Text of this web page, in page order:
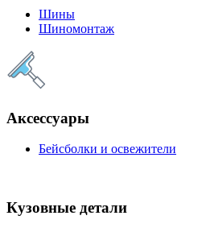
Шины
Шиномонтаж
Аксессуары
Бейсболки и освежители
Кузовные детали